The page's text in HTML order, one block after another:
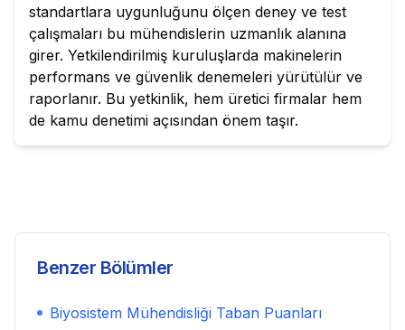
standartlara uygunluğunu ölçen deney ve test
çalışmaları bu mühendislerin uzmanlık alanına
girer. Yetkilendirilmiş kuruluşlarda makinelerin
performans ve güvenlik denemeleri yürütülür ve
raporlanır. Bu yetkinlik, hem üretici firmalar hem
de kamu denetimi açısından önem taşır.
Benzer Bölümler
Biyosistem Mühendisliği Taban Puanları